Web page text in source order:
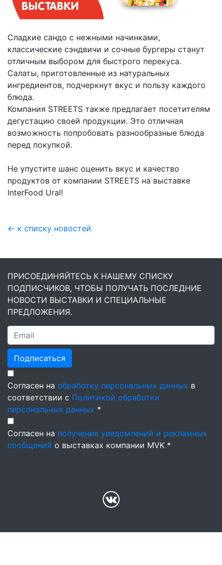
Сладкие сандо с нежными начинками,
классические сэндвичи и сочные бургеры станут
отличным выбором для быстрого перекуса.
Салаты, приготовленные из натуральных
ингредиентов, подчеркнут вкус и пользу каждого
блюда.
Компания STREETS также предлагает посетителям
дегустацию своей продукции. Это отличная
возможность попробовать разнообразные блюда
перед покупкой.
Не упустите шанс оценить вкус и качество
продуктов от компании STREETS на выставке
InterFood Ural!
← к списку новостей
ПРИСОЕДИНЯЙТЕСЬ К НАШЕМУ СПИСКУ
ПОДПИСЧИКОВ, ЧТОБЫ ПОЛУЧАТЬ ПОСЛЕДНИЕ
НОВОСТИ ВЫСТАВКИ И СПЕЦИАЛЬНЫЕ
ПРЕДЛОЖЕНИЯ.
Подписаться
Согласен на обработку персональных данных в
соответствии с Политикой обработки
персональных данных *
Согласен на получение уведомлений и рекламных
сообщений о выставках компании MVK *